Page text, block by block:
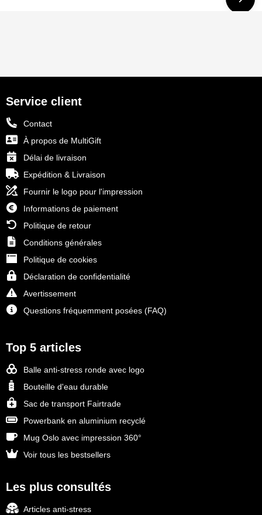
Service client
Contact
À propos de MultiGift
Délai de livraison
Expédition & Livraison
Fournir le logo pour l'impression
Informations de paiement
Politique de retour
Conditions générales
Politique de cookies
Déclaration de confidentialité
Avertissement
Questions fréquemment posées (FAQ)
Top 5 articles
Balle anti-stress ronde avec logo
Bouteille d'eau durable
Sac de transport Fairtrade
Powerbank en aluminium recyclé
Mug Oslo avec impression 360°
Voir tous les bestsellers
Les plus consultés
Articles anti-stress